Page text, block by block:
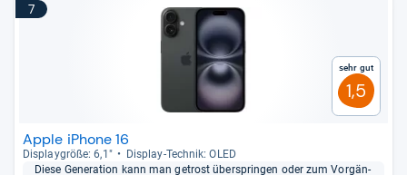
7
Sehr gut
1,5
Apple iPhone 16
Dis­play­größe: 6,1"
Dis­play-​Tech­nik: OLED
Diese Gene­ra­tion kann man getrost über­sprin­gen oder zum Vor­gän­